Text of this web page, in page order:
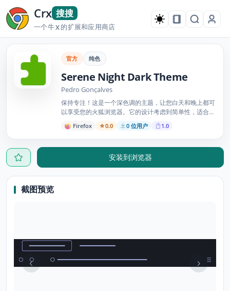
Crx 搜搜
一个牛X的扩展和应用商店
官方 纯色
Serene Night Dark Theme
Pedro Gonçalves
保持专注！这是一个深色调的主题，让您白天和晚上都可
以享受您的火狐浏览器。它的设计考虑到简单性，适合那
些喜欢简约主题和暗色调的人。
Firefox 0.0 0 位用户 1.0
安装到浏览器
截图预览